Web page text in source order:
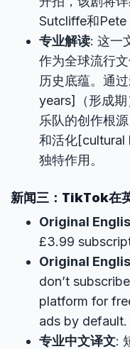
Sutcliffe和Pete
专业解读: 这一
作为全球流行
历史底蕴。通
years]（形成
乐队的创作根
和活化[cultural
独特作用。
新闻三：TikTok在
Original
£3.99
Original
don’t
platform for
ads by default.
专业中文译文: